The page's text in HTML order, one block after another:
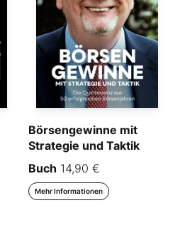
Börsengewinne mit
Strategie und Taktik
Buch 14,90 €
Mehr Informationen